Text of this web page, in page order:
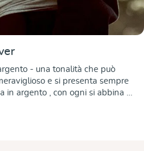
- una tonalità che può
e si presenta sempre
in argento , con ogni si abbina a
di trasporto. e le migliori